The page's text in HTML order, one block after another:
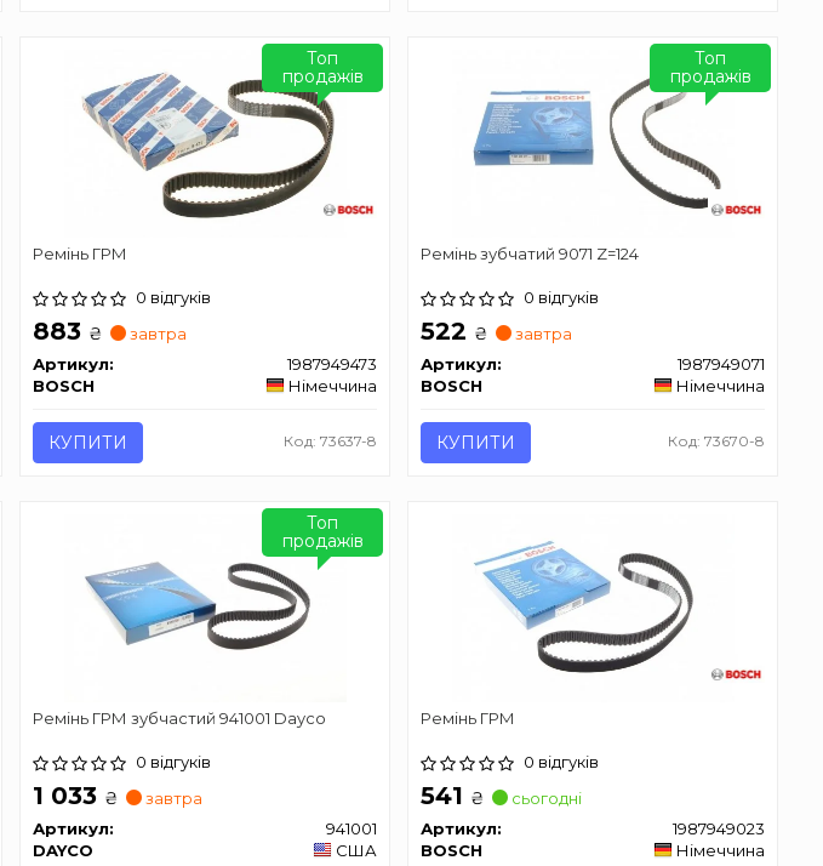
Ремінь ГРМ
0 відгуків
883 ₴
завтра
Артикул:
1987949473
BOSCH
Німеччина
КУПИТИ Код: 73637-8
Топ
продажів
Ремінь зубчатий 9071 Z=124
0 відгуків
522 ₴
завтра
Артикул:
1987949071
BOSCH
Німеччина
КУПИТИ Код: 73670-8
Топ
продажів
Ремінь ГРМ зубчастий 941001 Dayco
0 відгуків
1 033 ₴
завтра
Артикул:
941001
DAYCO
США
Топ
продажів
Ремінь ГРМ
0 відгуків
541 ₴
сьогодні
Артикул:
1987949023
BOSCH
Німеччина